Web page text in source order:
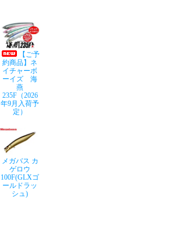
【ご予
約商品】ネ
イチャーボ
ーイズ 海
燕
235F（2026
年9月入荷予
定）
メガバス カ
ゲロウ
100F(GLXゴ
ールドラッ
シュ)